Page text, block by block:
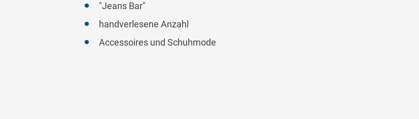
"Jeans Bar"
handverlesene Anzahl
Accessoires und Schuhmode